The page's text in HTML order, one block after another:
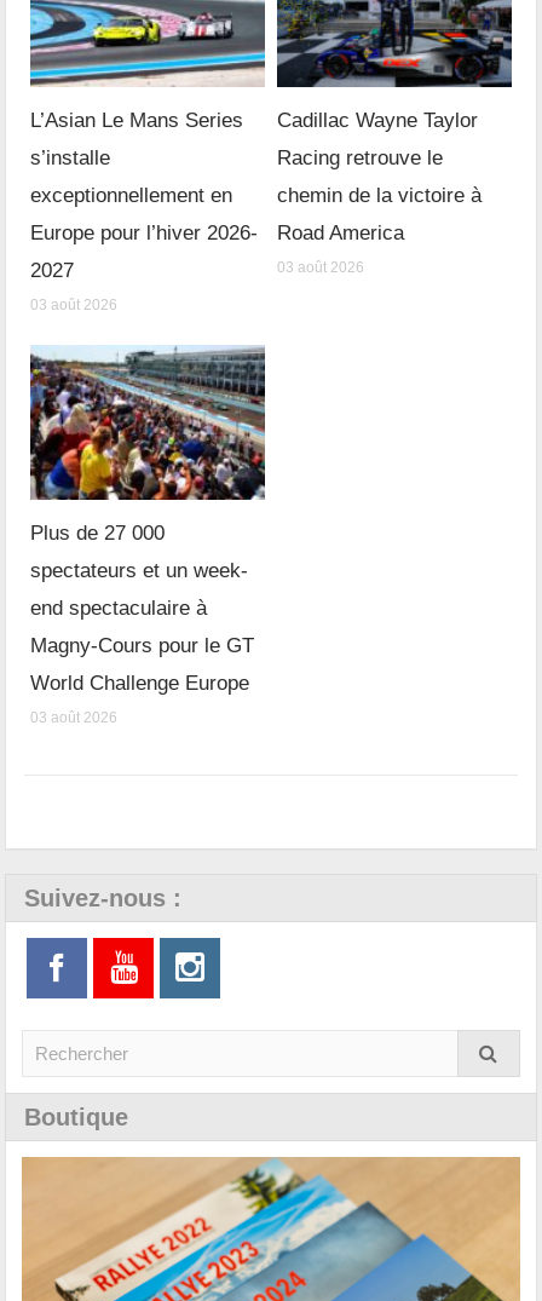
L’Asian Le Mans Series
s’installe
exceptionnellement en
Europe pour l’hiver 2026-
2027
03 août 2026
Cadillac Wayne Taylor
Racing retrouve le
chemin de la victoire à
Road America
03 août 2026
Plus de 27 000
spectateurs et un week-
end spectaculaire à
Magny-Cours pour le GT
World Challenge Europe
03 août 2026
Suivez-nous :
Boutique